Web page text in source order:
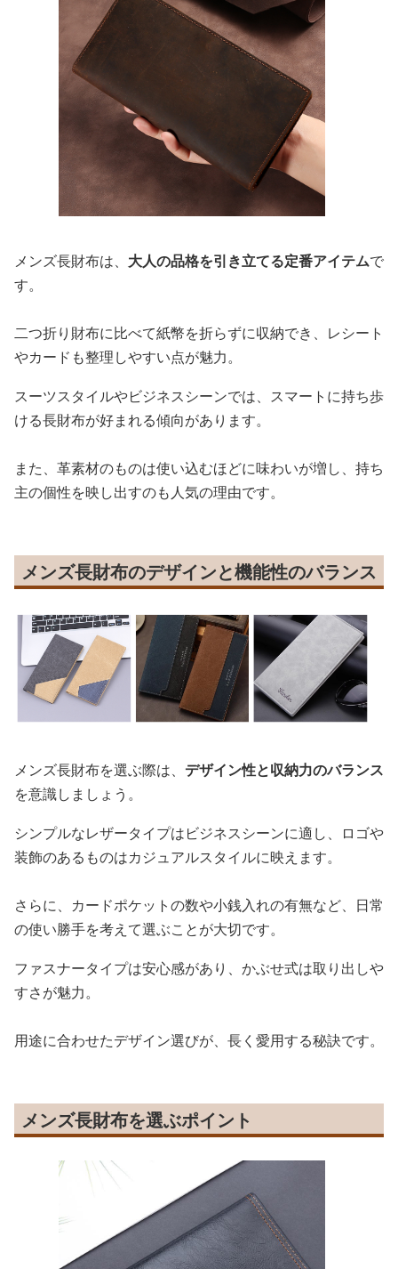
メンズ長財布は、 大人の品格を引き立てる定番アイテムで
す。
二つ折り財布に比べて紙幣を折らずに収納でき、レシート
やカードも整理しやすい点が魅力。
スーツスタイルやビジネスシーンでは、スマートに持ち歩
ける長財布が好まれる傾向があります。
また、革素材のものは使い込むほどに味わいが増し、持ち
主の個性を映し出すのも人気の理由です。
メンズ長財布のデザインと機能性のバランス
メンズ長財布を選ぶ際は、 デザイン性と収納力のバランス
を意識しましょう。
シンプルなレザータイプはビジネスシーンに適し、ロゴや
装飾のあるものはカジュアルスタイルに映えます。
さらに、カードポケットの数や小銭入れの有無など、日常
の使い勝手を考えて選ぶことが大切です。
ファスナータイプは安心感があり、かぶせ式は取り出しや
すさが魅力。
用途に合わせたデザイン選びが、長く愛用する秘訣です。
メンズ長財布を選ぶポイント